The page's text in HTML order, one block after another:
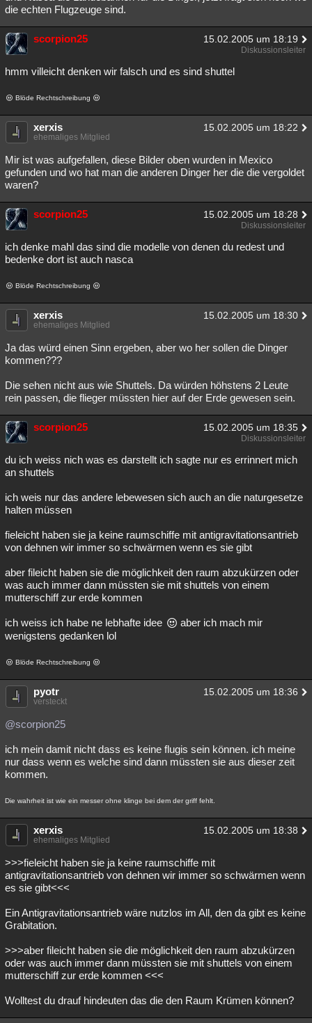
die echten Flugzeuge sind.
scorpion25 15.02.2005 um 18:19
Diskussionsleiter
hmm villeicht denken wir falsch und es sind shuttel
Blöde Rechtschreibung
xerxis 15.02.2005 um 18:22
ehemaliges Mitglied
Mir ist was aufgefallen, diese Bilder oben wurden in Mexico
gefunden und wo hat man die anderen Dinger her die die vergoldet
waren?
scorpion25 15.02.2005 um 18:28
Diskussionsleiter
ich denke mahl das sind die modelle von denen du redest und
bedenke dort ist auch nasca
Blöde Rechtschreibung
xerxis 15.02.2005 um 18:30
ehemaliges Mitglied
Ja das würd einen Sinn ergeben, aber wo her sollen die Dinger
kommen???
Die sehen nicht aus wie Shuttels. Da würden höhstens 2 Leute
rein passen, die flieger müssten hier auf der Erde gewesen sein.
scorpion25 15.02.2005 um 18:35
Diskussionsleiter
du ich weiss nich was es darstellt ich sagte nur es errinnert mich
an shuttels
ich weis nur das andere lebewesen sich auch an die naturgesetze
halten müssen
fieleicht haben sie ja keine raumschiffe mit antigravitationsantrieb
von dehnen wir immer so schwärmen wenn es sie gibt
aber fileicht haben sie die möglichkeit den raum abzukürzen oder
was auch immer dann müssten sie mit shuttels von einem
mutterschiff zur erde kommen
ich weiss ich habe ne lebhafte idee
aber ich mach mir
wenigstens gedanken lol
Blöde Rechtschreibung
pyotr 15.02.2005 um 18:36
versteckt
@scorpion25
ich mein damit nicht dass es keine flugis sein können. ich meine
nur dass wenn es welche sind dann müssten sie aus dieser zeit
kommen.
Die wahrheit ist wie ein messer ohne klinge bei dem der griff fehlt.
xerxis 15.02.2005 um 18:38
ehemaliges Mitglied
>>>fieleicht haben sie ja keine raumschiffe mit
antigravitationsantrieb von dehnen wir immer so schwärmen wenn
es sie gibt<<<
Ein Antigravitationsantrieb wäre nutzlos im All, den da gibt es keine
Grabitation.
>>>aber fileicht haben sie die möglichkeit den raum abzukürzen
oder was auch immer dann müssten sie mit shuttels von einem
mutterschiff zur erde kommen <<<
Wolltest du drauf hindeuten das die den Raum Krümen können?